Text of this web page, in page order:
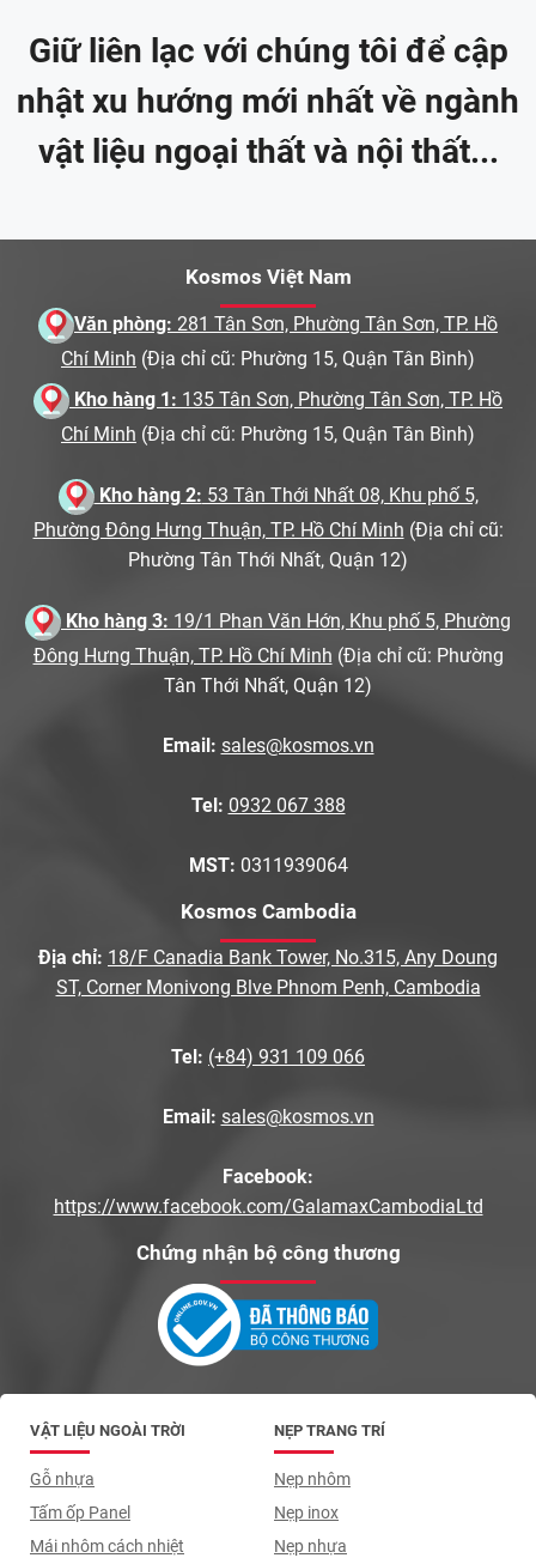
Giữ liên lạc với chúng tôi để cập
nhật xu hướng mới nhất về ngành
vật liệu ngoại thất và nội thất...
Kosmos Việt Nam
Văn phòng: 281 Tân Sơn, Phường Tân Sơn, TP. Hồ
Chí Minh (Địa chỉ cũ: Phường 15, Quận Tân Bình)
Kho hàng 1: 135 Tân Sơn, Phường Tân Sơn, TP. Hồ
Chí Minh (Địa chỉ cũ: Phường 15, Quận Tân Bình)
Kho hàng 2: 53 Tân Thới Nhất 08, Khu phố 5,
Phường Đông Hưng Thuận, TP. Hồ Chí Minh (Địa chỉ cũ:
Phường Tân Thới Nhất, Quận 12)
Kho hàng 3: 19/1 Phan Văn Hớn, Khu phố 5, Phường
Đông Hưng Thuận, TP. Hồ Chí Minh (Địa chỉ cũ: Phường
Tân Thới Nhất, Quận 12)
Email: sales@kosmos.vn
Tel: 0932 067 388
MST: 0311939064
Kosmos Cambodia
Địa chỉ: 18/F Canadia Bank Tower, No.315, Any Doung
ST, Corner Monivong Blve Phnom Penh, Cambodia
Tel: (+84) 931 109 066
Email: sales@kosmos.vn
Facebook:
https://www.facebook.com/GalamaxCambodiaLtd
Chứng nhận bộ công thương
VẬT LIỆU NGOÀI TRỜI
Gỗ nhựa
Tấm ốp Panel
Mái nhôm cách nhiệt
NẸP TRANG TRÍ
Nẹp nhôm
Nẹp inox
Nẹp nhựa